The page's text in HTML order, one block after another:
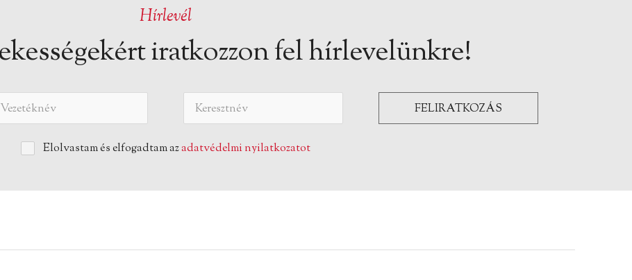
Hírlevél
iratkozzon fel hírlevelünkre!
Elolvastam és elfogadtam azadatvédelmi nyilatkozatot